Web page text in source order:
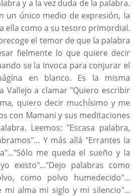
y a la vez duda de la palabra.
un único medio de expresión, la
ella como a su tesoro primordial.
el temor de que la palabra
fielmente lo que quiere decir
se la invoca para conjurar el
en blanco. Es la misma
Vallejo a clamar "Quiero escribir
quiero decir muchísimo y me
con Mamani y sus meditaciones
Leemos: "Escasa palabra,
Y más allá "Errantes la
me queda el sueño y la
existo"..."Dejo palabras como
como polvo humedecido"...
mi alma mi siglo y mi silencio"...